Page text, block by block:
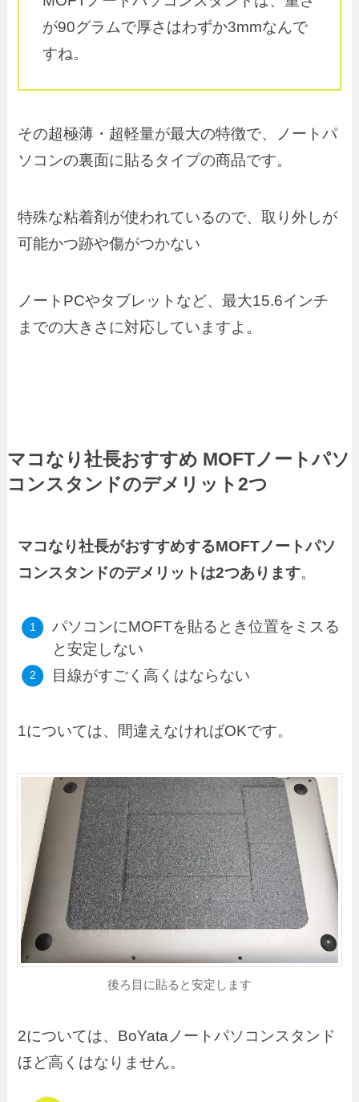
が90グラムで厚さはわずか3mmなんで
すね。
その超極薄・超軽量が最大の特徴で、ノートパ
ソコンの裏面に貼るタイプの商品です。
特殊な粘着剤が使われているので、取り外しが
可能かつ跡や傷がつかない
ノートPCやタブレットなど、最大15.6インチ
までの大きさに対応していますよ。
マコなり社長おすすめ MOFTノートパソ
コンスタンドのデメリット2つ
マコなり社長がおすすめするMOFTノートパソ
コンスタンドのデメリットは2つあります。
パソコンにMOFTを貼るとき位置をミスる
と安定しない
目線がすごく高くはならない
1については、間違えなければOKです。
後ろ目に貼ると安定します
2については、BoYataノートパソコンスタンド
ほど高くはなりません。